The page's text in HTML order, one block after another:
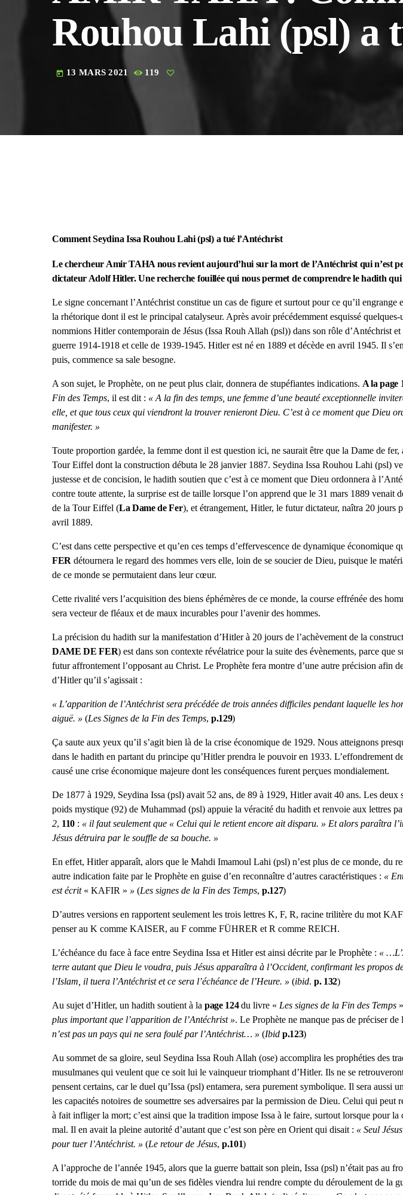
Rouhou Lahi (psl) a
today 13 MARS 2021 119
Comment Seydina Issa Rouhou Lahi (psl) a tué l’Antéchrist
Le chercheur Amir TAHA nous revient aujourd’hui sur la mort de l’Antéchrist qui n’est
dictateur Adolf Hitler. Une recherche fouillée qui nous permet de comprendre le hadith qui
Le signe concernant l’Antéchrist constitue un cas de figure et surtout pour ce qu’il engrange
la rhétorique dont il est le principal catalyseur. Après avoir précédemment esquissé quelques-
nommions Hitler contemporain de Jésus (Issa Rouh Allah (psl)) dans son rôle d’Antéchrist
guerre 1914-1918 et celle de 1939-1945. Hitler est né en 1889 et décède en avril 1945. Il
puis, commence sa sale besogne.
A son sujet, le Prophète, on ne peut plus clair, donnera de stupéfiantes indications. A la page
Fin des Temps, il est dit : « A la fin des temps, une femme d’une beauté exceptionnelle
elle, et que tous ceux qui viendront la trouver renieront Dieu. C’est à ce moment que Dieu
manifester. »
Toute proportion gardée, la femme dont il est question ici, ne saurait être que la Dame de fer,
Tour Eiffel dont la construction débuta le 28 janvier 1887. Seydina Issa Rouhou Lahi (psl)
justesse et de concision, le hadith soutien que c’est à ce moment que Dieu ordonnera à
contre toute attente, la surprise est de taille lorsque l’on apprend que le 31 mars 1889 venait
de la Tour Eiffel (La Dame de Fer), et étrangement, Hitler, le futur dictateur, naîtra 20 jours
avril 1889.
C’est dans cette perspective et qu’en ces temps d’effervescence de dynamique économique
FER détournera le regard des hommes vers elle, loin de se soucier de Dieu, puisque le
de ce monde se permutaient dans leur cœur.
Cette rivalité vers l’acquisition des biens éphémères de ce monde, la course effrénée des
sera vecteur de fléaux et de maux incurables pour l’avenir des hommes.
La précision du hadith sur la manifestation d’Hitler à 20 jours de l’achèvement de la
DAME DE FER) est dans son contexte révélatrice pour la suite des évènements, parce que
futur affrontement l’opposant au Christ. Le Prophète fera montre d’une autre précision afin
d’Hitler qu’il s’agissait :
« L’apparition de l’Antéchrist sera précédée de trois années difficiles pendant laquelle les
aiguë. » (Les Signes de la Fin des Temps, p.129)
Ça saute aux yeux qu’il s’agit bien là de la crise économique de 1929. Nous atteignons
dans le hadith en partant du principe qu’Hitler prendra le pouvoir en 1933. L’effondrement
causé une crise économique majeure dont les conséquences furent perçues mondialement.
De 1877 à 1929, Seydina Issa (psl) avait 52 ans, de 89 à 1929, Hitler avait 40 ans. Les deux
poids mystique (92) de Muhammad (psl) appuie la véracité du hadith et renvoie aux lettres
2, 110 : « il faut seulement que « Celui qui le retient encore ait disparu. » Et alors paraîtra
Jésus détruira par le souffle de sa bouche. »
En effet, Hitler apparaît, alors que le Mahdi Imamoul Lahi (psl) n’est plus de ce monde, du
autre indication faite par le Prophète en guise d’en reconnaître d’autres caractéristiques : «
est écrit « KAFIR » » (Les signes de la Fin des Temps, p.127)
D’autres versions en rapportent seulement les trois lettres K, F, R, racine trilitère du mot
penser au K comme KAISER, au F comme FÜHRER et R comme REICH.
L’échéance du face à face entre Seydina Issa et Hitler est ainsi décrite par le Prophète : «
terre autant que Dieu le voudra, puis Jésus apparaîtra à l’Occident, confirmant les propos
l’Islam, il tuera l’Antéchrist et ce sera l’échéance de l’Heure. » (ibid. p. 132)
Au sujet d’Hitler, un hadith soutient à la page 124du livre « Les signes de la Fin des Temps
plus important que l’apparition de l’Antéchrist ». Le Prophète ne manque pas de préciser
n’est pas un pays qui ne sera foulé par l’Antéchrist… » (Ibid p.123)
Au sommet de sa gloire, seul Seydina Issa Rouh Allah (ose) accomplira les prophéties des
musulmanes qui veulent que ce soit lui le vainqueur triomphant d’Hitler. Ils ne se
pensent certains, car le duel qu’Issa (psl) entamera, sera purement symbolique. Il sera aussi
les capacités notoires de soumettre ses adversaires par la permission de Dieu. Celui qui peut
à fait infliger la mort; c’est ainsi que la tradition impose Issa à le faire, surtout lorsque pour la
mal. Il en avait la pleine autorité d’autant que c’est son père en Orient qui disait : « Seul
pour tuer l’Antéchrist. » (Le retour de Jésus, p.101)
A l’approche de l’année 1945, alors que la guerre battait son plein, Issa (psl) n’était pas au
torride du mois de mai qu’un de ses fidèles viendra lui rendre compte du déroulement de la